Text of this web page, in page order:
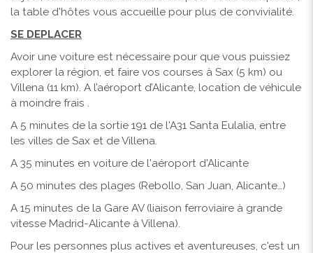
la table d'hôtes vous accueille pour plus de convivialité.
SE DEPLACER
Avoir une voiture est nécessaire pour que vous puissiez
explorer la région, et faire vos courses à Sax (5 km) ou
Villena (11 km). A l’aéroport d’Alicante, location de véhicule
à moindre frais .
A 5 minutes de la sortie 191 de l'A31 Santa Eulalia, entre
les villes de Sax et de Villena.
A 35 minutes en voiture de l'aéroport d'Alicante
A 50 minutes des plages (Rebollo, San Juan, Alicante…)
A 15 minutes de la Gare AV (liaison ferroviaire à grande
vitesse Madrid-Alicante à Villena).
Pour les personnes plus actives et aventureuses, c'est un